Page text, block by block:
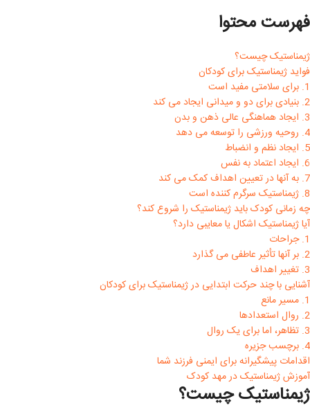
فهرست محتوا
ژیمناستیک چیست؟
فواید ژیمناستیک برای کودکان
1. برای سلامتی مفید است
2. بنیادی برای دو و میدانی ایجاد می کند
3. ایجاد هماهنگی عالی ذهن و بدن
4. روحیه ورزشی را توسعه می دهد
5. ایجاد نظم و انضباط
6. ایجاد اعتماد به نفس
7. به آنها در تعیین اهداف کمک می کند
8. ژیمناستیک سرگرم کننده است
چه زمانی کودک باید ژیمناستیک را شروع کند؟
آیا ژیمناستیک اشکال یا معایبی دارد؟
1. جراحات
2. بر آنها تأثیر عاطفی می گذارد
3. تغییر اهداف
آشنایی با چند حرکت ابتدایی در ژیمناستیک برای کودکان
1. مسیر مانع
2. روال استعدادها
3. تظاهر، اما برای یک روال
4. برچسب جزیره
اقدامات پیشگیرانه برای ایمنی فرزند شما
آموزش ژیمناستیک در مهد کودک
ژیمناستیک چیست؟